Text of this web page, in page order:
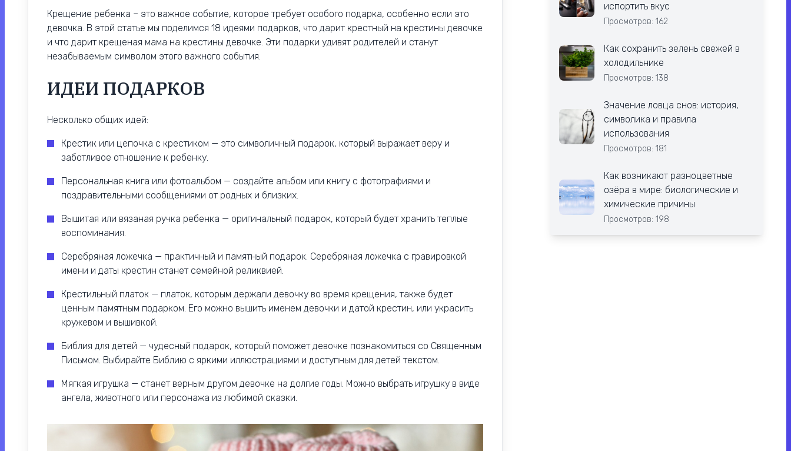
Крещение ребенка – это важное событие, которое требует особого подарка, особенно если это
девочка. В этой статье мы поделимся 18 идеями подарков, что дарит крестный на крестины девочке
и что дарит крещеная мама на крестины девочке. Эти подарки удивят родителей и станут
незабываемым символом этого важного события.
ИДЕИ ПОДАРКОВ
Несколько общих идей:
Крестик или цепочка с крестиком — это символичный подарок, который выражает веру и
заботливое отношение к ребенку.
Персональная книга или фотоальбом — создайте альбом или книгу с фотографиями и
поздравительными сообщениями от родных и близких.
Вышитая или вязаная ручка ребенка — оригинальный подарок, который будет хранить теплые
воспоминания.
Серебряная ложечка — практичный и памятный подарок. Серебряная ложечка с гравировкой
имени и даты крестин станет семейной реликвией.
Крестильный платок — платок, которым держали девочку во время крещения, также будет
ценным памятным подарком. Его можно вышить именем девочки и датой крестин, или украсить
кружевом и вышивкой.
Библия для детей — чудесный подарок, который поможет девочке познакомиться со Священным
Письмом. Выбирайте Библию с яркими иллюстрациями и доступным для детей текстом.
Мягкая игрушка — станет верным другом девочке на долгие годы. Можно выбрать игрушку в виде
ангела, животного или персонажа из любимой сказки.
испортить вкус
Просмотров: 162
Как сохранить зелень свежей в
холодильнике
Просмотров: 138
Значение ловца снов: история,
символика и правила
использования
Просмотров: 181
Как возникают разноцветные
озёра в мире: биологические и
химические причины
Просмотров: 198